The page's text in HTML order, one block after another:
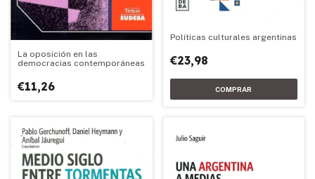
La oposición en las
democracias contemporáneas
€11,26
Políticas culturales argentinas
€23,98